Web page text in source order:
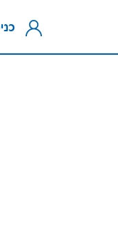
כניסה לאזור האישי